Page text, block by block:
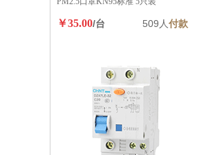
￥35.00/台 509人付款